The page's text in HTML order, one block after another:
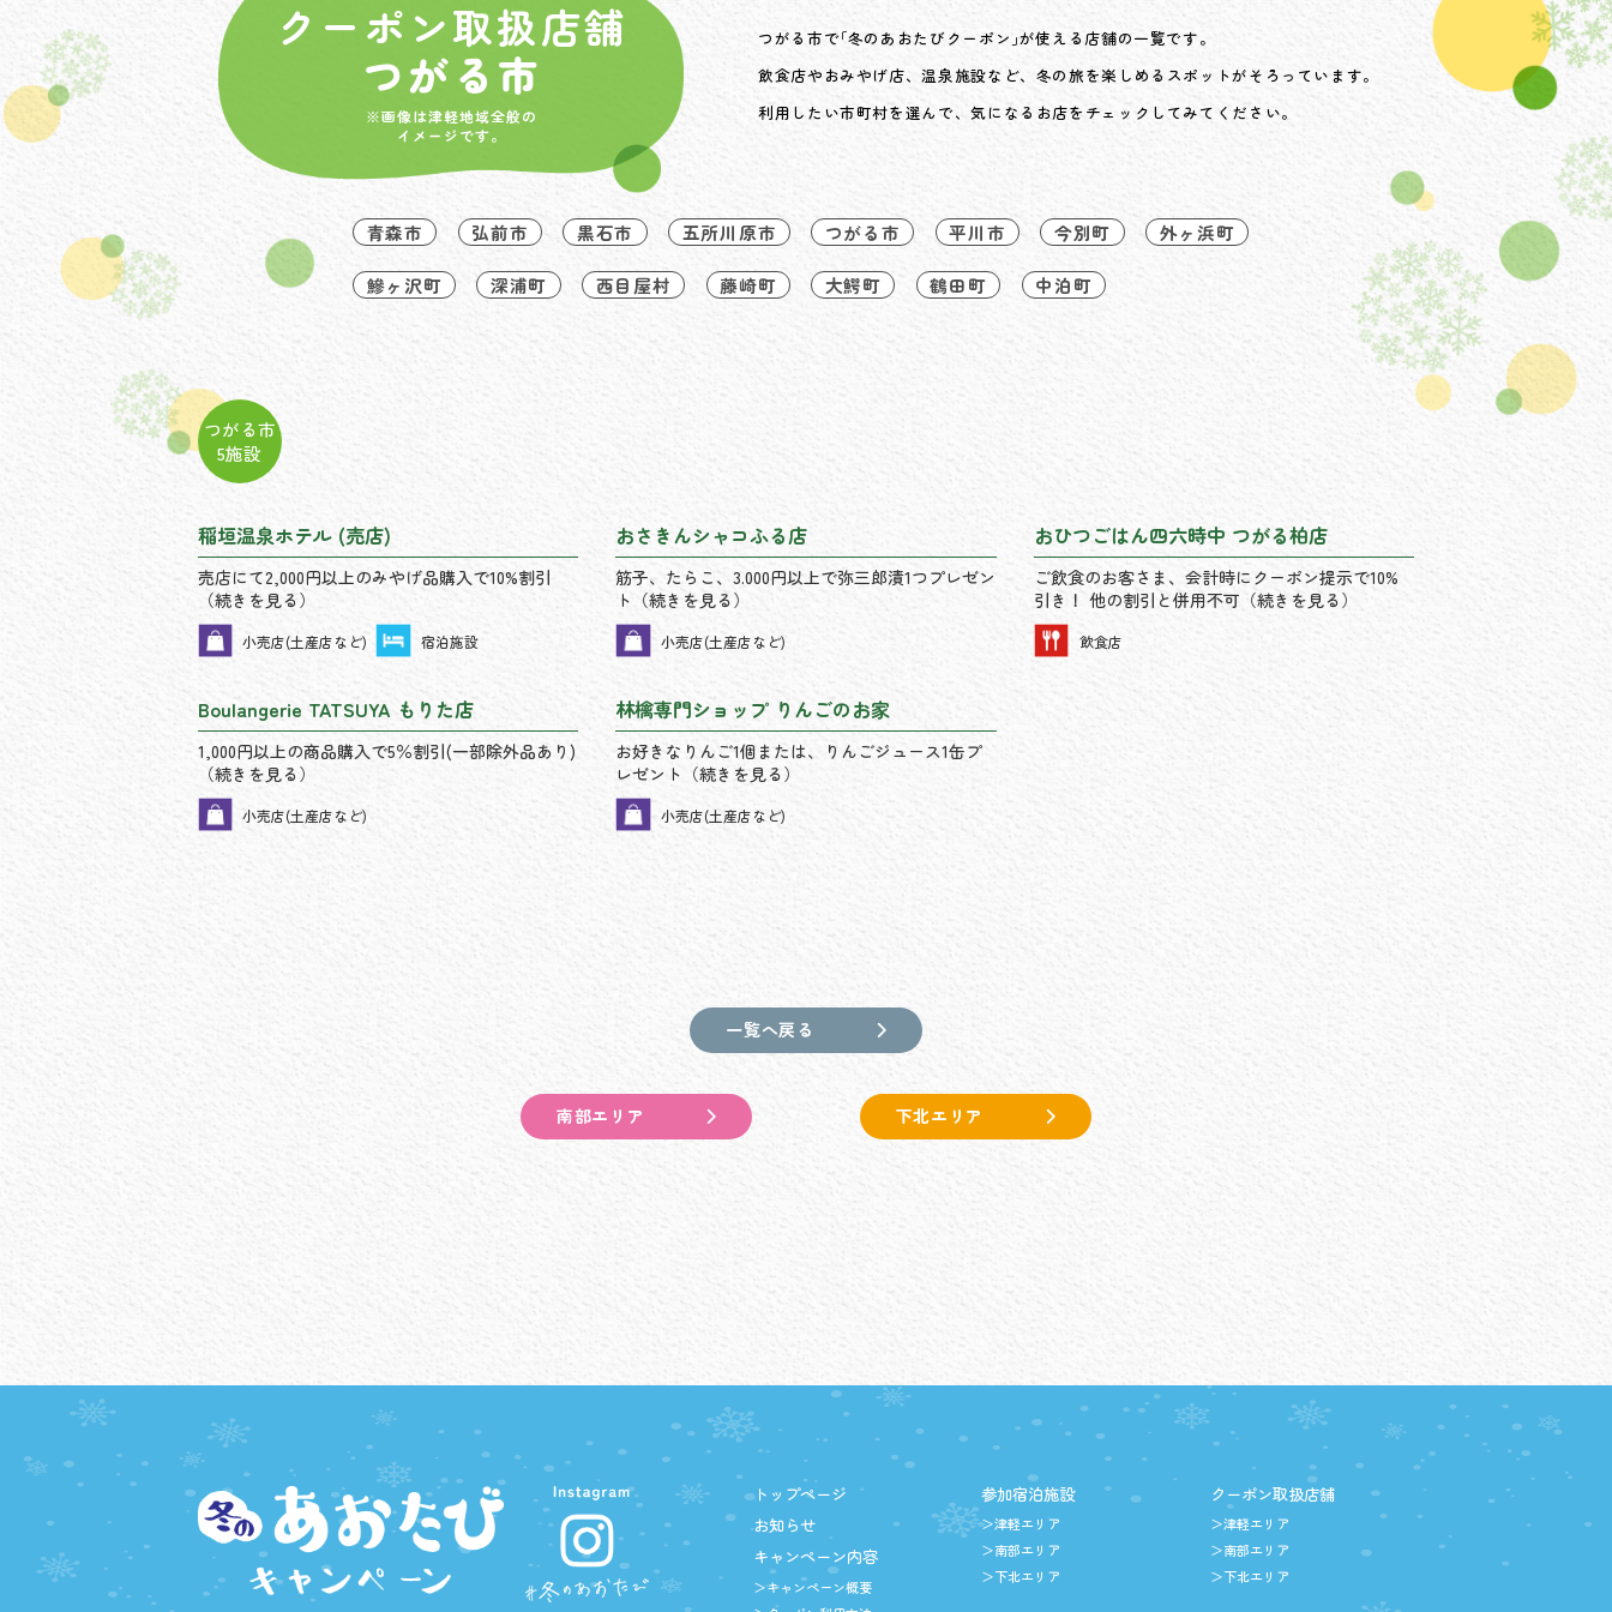
クーポン取扱店舗
つがる市
※画像は津軽地域全般の
イメージです。
つがる市で｢冬のあおたびクーポン｣が使える店舗の一覧です。
飲食店やおみやげ店、温泉施設など、冬の旅を楽しめるスポットがそろっています。
利用したい市町村を選んで、気になるお店をチェックしてみてください。
青森市 弘前市 黒石市 五所川原市 つがる市 平川市 今別町 外ヶ浜町
鰺ヶ沢町 深浦町 西目屋村 藤崎町 大鰐町 鶴田町 中泊町
つがる市
5施設
稲垣温泉ホテル (売店)
売店にて2,000円以上のみやげ品購入で10%割引
（続きを見る）
小売店(土産店など) 宿泊施設
おさきんシャコふる店
筋子、たらこ、3.000円以上で弥三郎漬1つプレゼン
ト（続きを見る）
小売店(土産店など)
おひつごはん四六時中 つがる柏店
ご飲食のお客さま、会計時にクーポン提示で10%
引き！ 他の割引と併用不可（続きを見る）
飲食店
Boulangerie TATSUYA もりた店
1,000円以上の商品購入で5％割引(一部除外品あり)
（続きを見る）
小売店(土産店など)
林檎専門ショップ りんごのお家
お好きなりんご1個または、りんごジュース1缶プ
レゼント（続きを見る）
小売店(土産店など)
一覧へ戻る
南部エリア 下北エリア
トップページ
お知らせ
キャンペーン内容
＞キャンペーン概要
参加宿泊施設
＞津軽エリア
＞南部エリア
＞下北エリア
クーポン取扱店舗
＞津軽エリア
＞南部エリア
＞下北エリア